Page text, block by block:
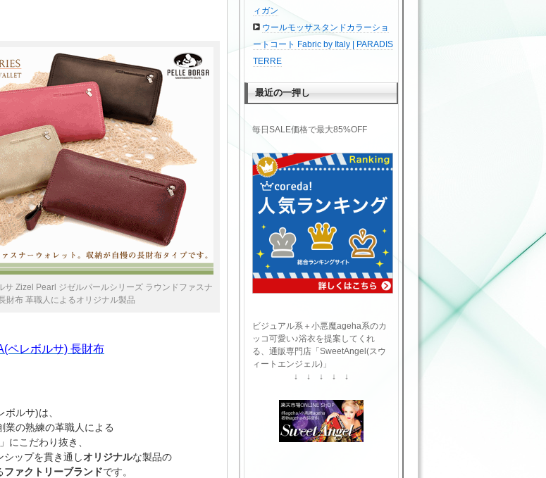
サ Zizel Pearl ジゼルパールシリーズ ラウンドファスナ
財布 革職人によるオリジナル製品
ペレボルサ) 長財布
ルサ)は、
業の熟練の革職人による
にこだわり抜き、
ップを貫き通しオリジナルな製品の
ファクトリーブランドです。
ィガン
ウールモッサスタンドカラーショ
ートコート Fabric by Italy | PARADIS
TERRE
最近の一押し
毎日SALE価格で最大85%OFF
ビジュアル系＋小悪魔ageha系のカ
ッコ可愛い♪浴衣を提案してくれ
る、通販専門店「SweetAngel(スウ
ィートエンジェル)」
↓ ↓ ↓ ↓ ↓